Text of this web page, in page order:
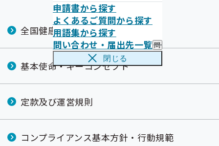
申請書から探す
よくあるご質問から探す
用語集から探す
問い合わせ・届出先一覧 問
い
覧
の
閉じる
全国健康保険協会の概要
基本使命・キーコンセプト
定款及び運営規則
コンプライアンス基本方針・行動規範